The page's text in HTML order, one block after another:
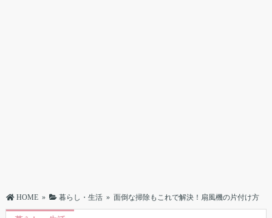
HOME » 暮らし・生活 » 面倒な掃除もこれで解決！扇風機の片付け方